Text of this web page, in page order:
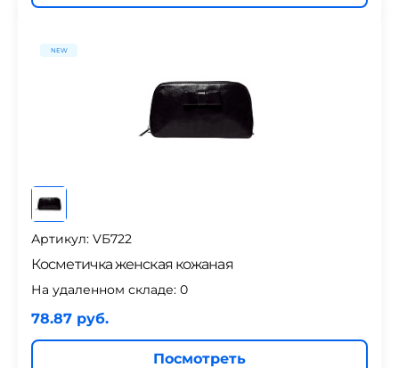
NEW
Артикул: VБ722
Косметичка женская кожаная
На удаленном складе: 0
78.87 руб.
Посмотреть